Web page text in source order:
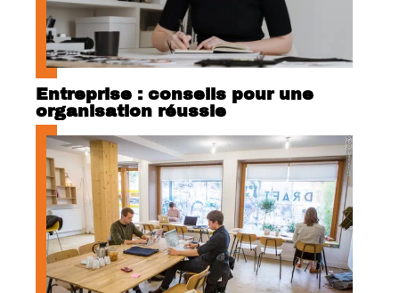
Entreprise : conseils pour une
organisation réussie